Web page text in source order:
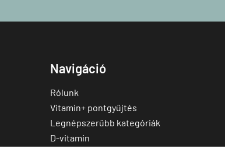
Navigáció
Rólunk
Vitamin+ pontgyűjtés
Legnépszerűbb kategóriák
D-vitamin